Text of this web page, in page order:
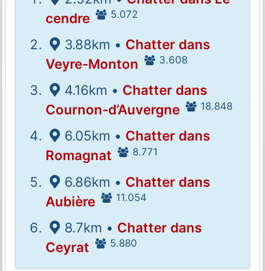
cendre
5.072
3.88km • Chatter dans
Veyre-Monton
3.608
4.16km • Chatter dans
Cournon-d’Auvergne
18.848
6.05km • Chatter dans
Romagnat
8.771
6.86km • Chatter dans
Aubière
11.054
8.7km • Chatter dans
Ceyrat
5.880